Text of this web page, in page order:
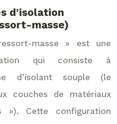
d’isolation
masse)
masse » est une
qui consiste à
d’isolant souple (le
couches de matériaux
»). Cette configuration